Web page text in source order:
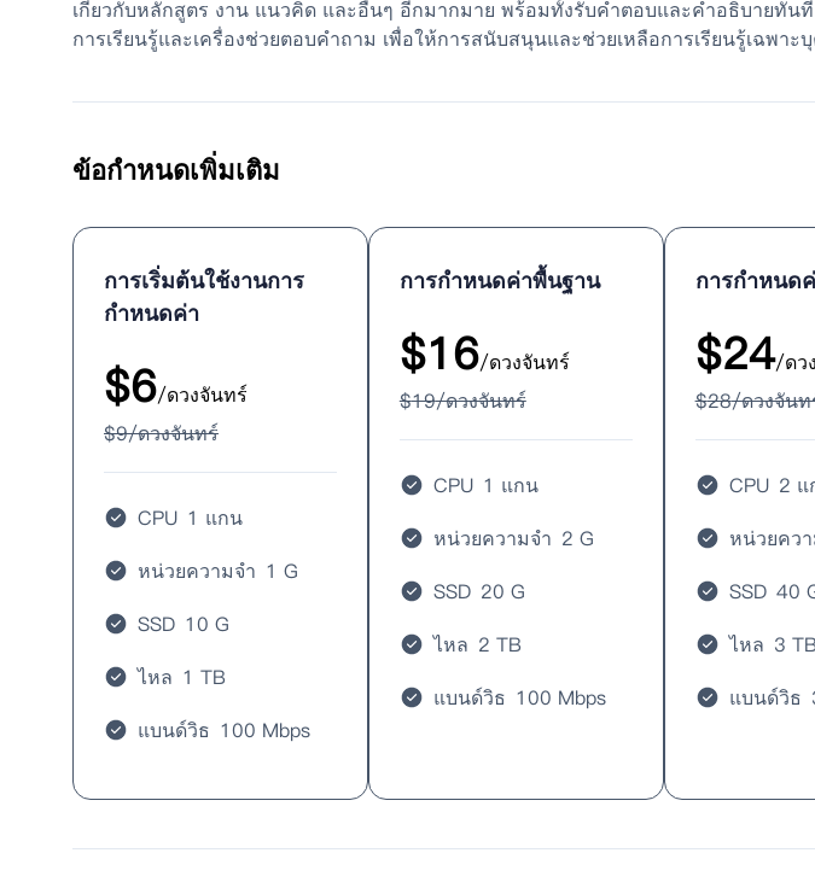
เกี่ยวกับหลักสูตร งาน แนวคิด และอื่นๆ อีกมากมาย พร้อมทั้งรับคำตอบและคำอธิบายทัน
การเรียนรู้และเครื่องช่วยตอบคำถาม เพื่อให้การสนับสนุนและช่วยเหลือการเรียนรู้เฉพาะ
ข้อกำหนดเพิ่มเติม
การเริ่มต้นใช้งานการ
กำหนดค่า
$6/ดวงจันทร์
$9/ดวงจันทร์
CPU 1 แกน
หน่วยความจำ 1 G
SSD 10 G
ไหล 1 TB
แบนด์วิธ 100 Mbps
การกำหนดค่าพื้นฐาน
$16/ดวงจันทร์
$19/ดวงจันทร์
CPU 1 แกน
หน่วยความจำ 2 G
SSD 20 G
ไหล 2 TB
แบนด์วิธ 100 Mbps
การกำหนด
$24/ดว
$28/ดวงจันท
CPU 2 แ
หน่วยคว
SSD 40
ไหล 3 TB
แบนด์วิธ